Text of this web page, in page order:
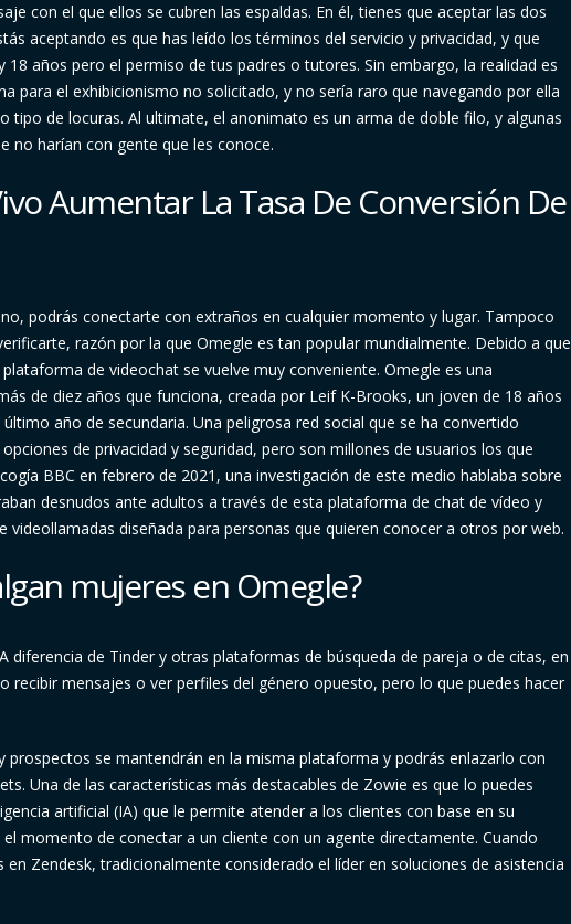
con el que ellos se cubren las espaldas. En él, tienes que aceptar las dos
aceptando es que has leído los términos del servicio y privacidad, y que
años pero el permiso de tus padres o tutores. Sin embargo, la realidad es
para el exhibicionismo no solicitado, y no sería raro que navegando por ella
tipo de locuras. Al ultimate, el anonimato es un arma de doble filo, y algunas
no harían con gente que les conoce.
Aumentar La Tasa De Conversión De
podrás conectarte con extraños en cualquier momento y lugar. Tampoco
razón por la que Omegle es tan popular mundialmente. Debido a que
de videochat se vuelve muy conveniente. Omegle es una
de diez años que funciona, creada por Leif K-Brooks, un joven de 18 años
año de secundaria. Una peligrosa red social que se ha convertido
de privacidad y seguridad, pero son millones de usuarios los que
BBC en febrero de 2021, una investigación de este medio hablaba sobre
desnudos ante adultos a través de esta plataforma de chat de vídeo y
diseñada para personas que quieren conocer a otros por web.
mujeres en Omegle?
diferencia de Tinder y otras plataformas de búsqueda de pareja o de citas, en
recibir mensajes o ver perfiles del género opuesto, pero lo que puedes hacer
prospectos se mantendrán en la misma plataforma y podrás enlazarlo con
Una de las características más destacables de Zowie es que lo puedes
artificial (IA) que le permite atender a los clientes con base en su
momento de conectar a un cliente con un agente directamente. Cuando
Zendesk, tradicionalmente considerado el líder en soluciones de asistencia